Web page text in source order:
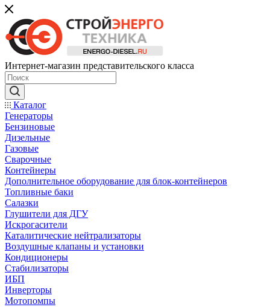
Интернет-магазин представительского класса
Каталог
Генераторы
Бензиновые
Дизельные
Газовые
Сварочные
Контейнеры
Дополнительное оборудование для блок-контейнеров
Топливные баки
Салазки
Глушители для ДГУ
Искрогасители
Каталитические нейтрализаторы
Воздушные клапаны и установки
Кондиционеры
Стабилизаторы
ИБП
Инверторы
Мотопомпы